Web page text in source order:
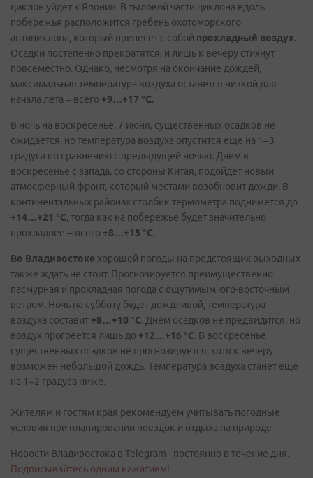
циклон уйдет к Японии. В тыловой части циклона вдоль
побережья расположится гребень охотоморского
антициклона, который принесет с собой прохладный воздух.
Осадки постепенно прекратятся, и лишь к вечеру стихнут
повсеместно. Однако, несмотря на окончание дождей,
максимальная температура воздуха останется низкой для
начала лета – всего +9…+17 °C.
В ночь на воскресенье, 7 июня, существенных осадков не
ожидается, но температура воздуха опустится еще на 1–3
градуса по сравнению с предыдущей ночью. Днем в
воскресенье с запада, со стороны Китая, подойдет новый
атмосферный фронт, который местами возобновит дожди. В
континентальных районах столбик термометра поднимется до
+14…+21 °C, тогда как на побережье будет значительно
прохладнее – всего +8…+13 °C.
Во Владивостоке хорошей погоды на предстоящих выходных
также ждать не стоит. Прогнозируется преимущественно
пасмурная и прохладная погода с ощутимым юго-восточным
ветром. Ночь на субботу будет дождливой, температура
воздуха составит +8…+10 °C. Днем осадков не предвидится, но
воздух прогреется лишь до +12…+16 °C. В воскресенье
существенных осадков не прогнозируется, хотя к вечеру
возможен небольшой дождь. Температура воздуха станет еще
на 1–2 градуса ниже.
Жителям и гостям края рекомендуем учитывать погодные
условия при планировании поездок и отдыха на природе
Новости Владивостока в Telegram - постоянно в течение дня.
Подписывайтесь одним нажатием!